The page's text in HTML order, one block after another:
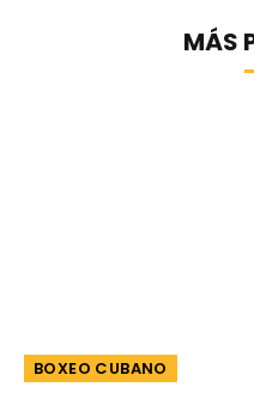
MÁS
BOXEO CUBANO